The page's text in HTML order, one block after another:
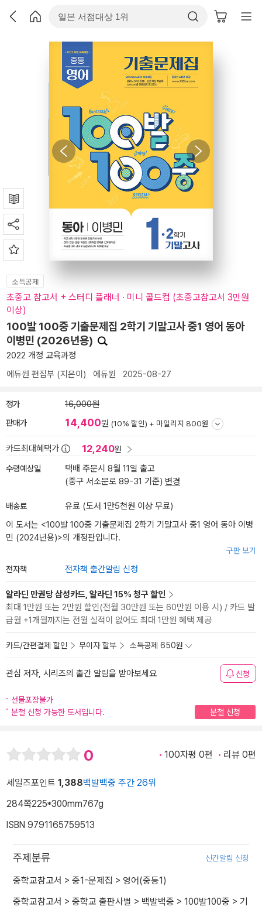
소득공제
초중고 참고서 + 스터디 플래너 · 미니 콜드컵 (초중고참고서 3만원
이상)
100발 100중 기출문제집 2학기 기말고사 중1 영어 동아
이병민 (2026년용)
2022 개정 교육과정
에듀원 편집부 (지은이) 에듀원 2025-08-27
정가 16,000원
판매가 14,400원 (10% 할인) + 마일리지 800원
카드최대혜택가 12,240원
수령예상일
택배 주문시 8월 11일 출고
(중구 서소문로 89-31 기준) 변경
배송료
유료 (도서 1만5천원 이상 무료)
이 도서는 <100발 100중 기출문제집 2학기 기말고사 중1 영어 동아 이병
민 (2024년용)>의 개정판입니다.
구판 보기
전자책 전자책 출간알림 신청
알라딘 만권당 삼성카드, 알라딘 15% 청구 할인
최대 1만원 또는 2만원 할인(전월 30만원 또는 60만원 이용 시) / 카드 발
급월 +1개월까지는 전월 실적이 없어도 최대 1만원 혜택 제공
카드/간편결제 할인 무이자 할부 소득공제 650원
관심 저자, 시리즈의 출간 알림을 받아보세요 신청
선물포장불가
분철 신청 가능한 도서입니다.
분철 신청
0 100자평 0편 리뷰 0편
세일즈포인트 1,388백발백중 주간 26위
284쪽225*300mm767g
ISBN 9791165759513
주제분류 신간알림 신청
중학교참고서 > 중1-문제집 > 영어(중등1)
중학교참고서 > 중학교 출판사별 > 백발백중 > 100발100중 > 기